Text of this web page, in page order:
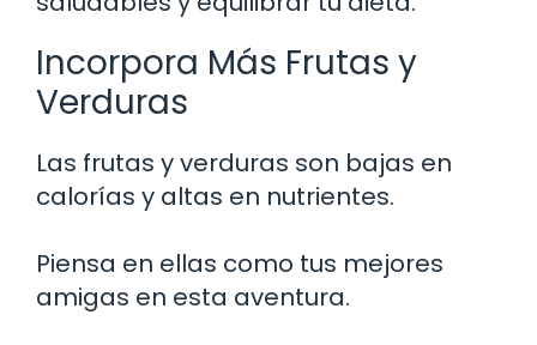
Incorpora Más Frutas y
Verduras
Las frutas y verduras son bajas en
calorías y altas en nutrientes.
Piensa en ellas como tus mejores
amigas en esta aventura.